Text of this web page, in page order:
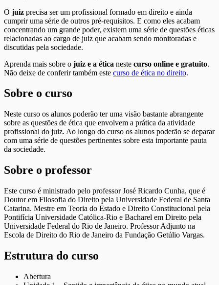
O juiz precisa ser um profissional formado em direito e ainda
cumprir uma série de outros pré-requisitos. E como eles acabam
concentrando um grande poder, existem uma série de questões éticas
relacionadas ao cargo de juiz que acabam sendo monitoradas e
discutidas pela sociedade.
Aprenda mais sobre o juiz e a ética neste curso online e gratuito.
Não deixe de conferir também este curso de ética no direito.
Sobre o curso
Neste curso os alunos poderão ter uma visão bastante abrangente
sobre as questões de ética que envolvem a prática da atividade
profissional do juiz. Ao longo do curso os alunos poderão se deparar
com uma série de questões pertinentes sobre esta importante pauta
da sociedade.
Sobre o professor
Este curso é ministrado pelo professor José Ricardo Cunha, que é
Doutor em Filosofia do Direito pela Universidade Federal de Santa
Catarina. Mestre em Teoria do Estado e Direito Constitucional pela
Pontifícia Universidade Católica-Rio e Bacharel em Direito pela
Universidade Federal do Rio de Janeiro. Professor Adjunto na
Escola de Direito do Rio de Janeiro da Fundação Getúlio Vargas.
Estrutura do curso
Abertura